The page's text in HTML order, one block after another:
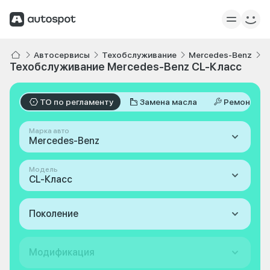
Автосервисы Техобслуживание Mercedes-Benz
Техобслуживание Mercedes-Benz CL-Класс
ТО по регламенту Замена масла Ремонт
Марка авто
Mercedes-Benz
Модель
CL-Класс
Поколение
Модификация